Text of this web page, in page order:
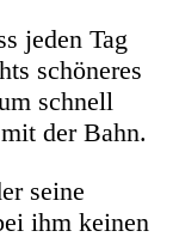
jeden Tag
schöneres
schnell
der Bahn.
seine
ihm keinen